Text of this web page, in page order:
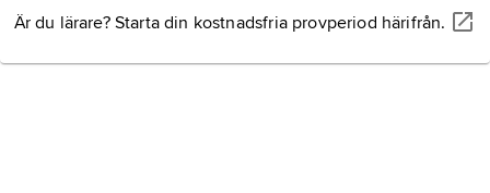
Är du lärare? Starta din kostnadsfria provperiod härifrån.